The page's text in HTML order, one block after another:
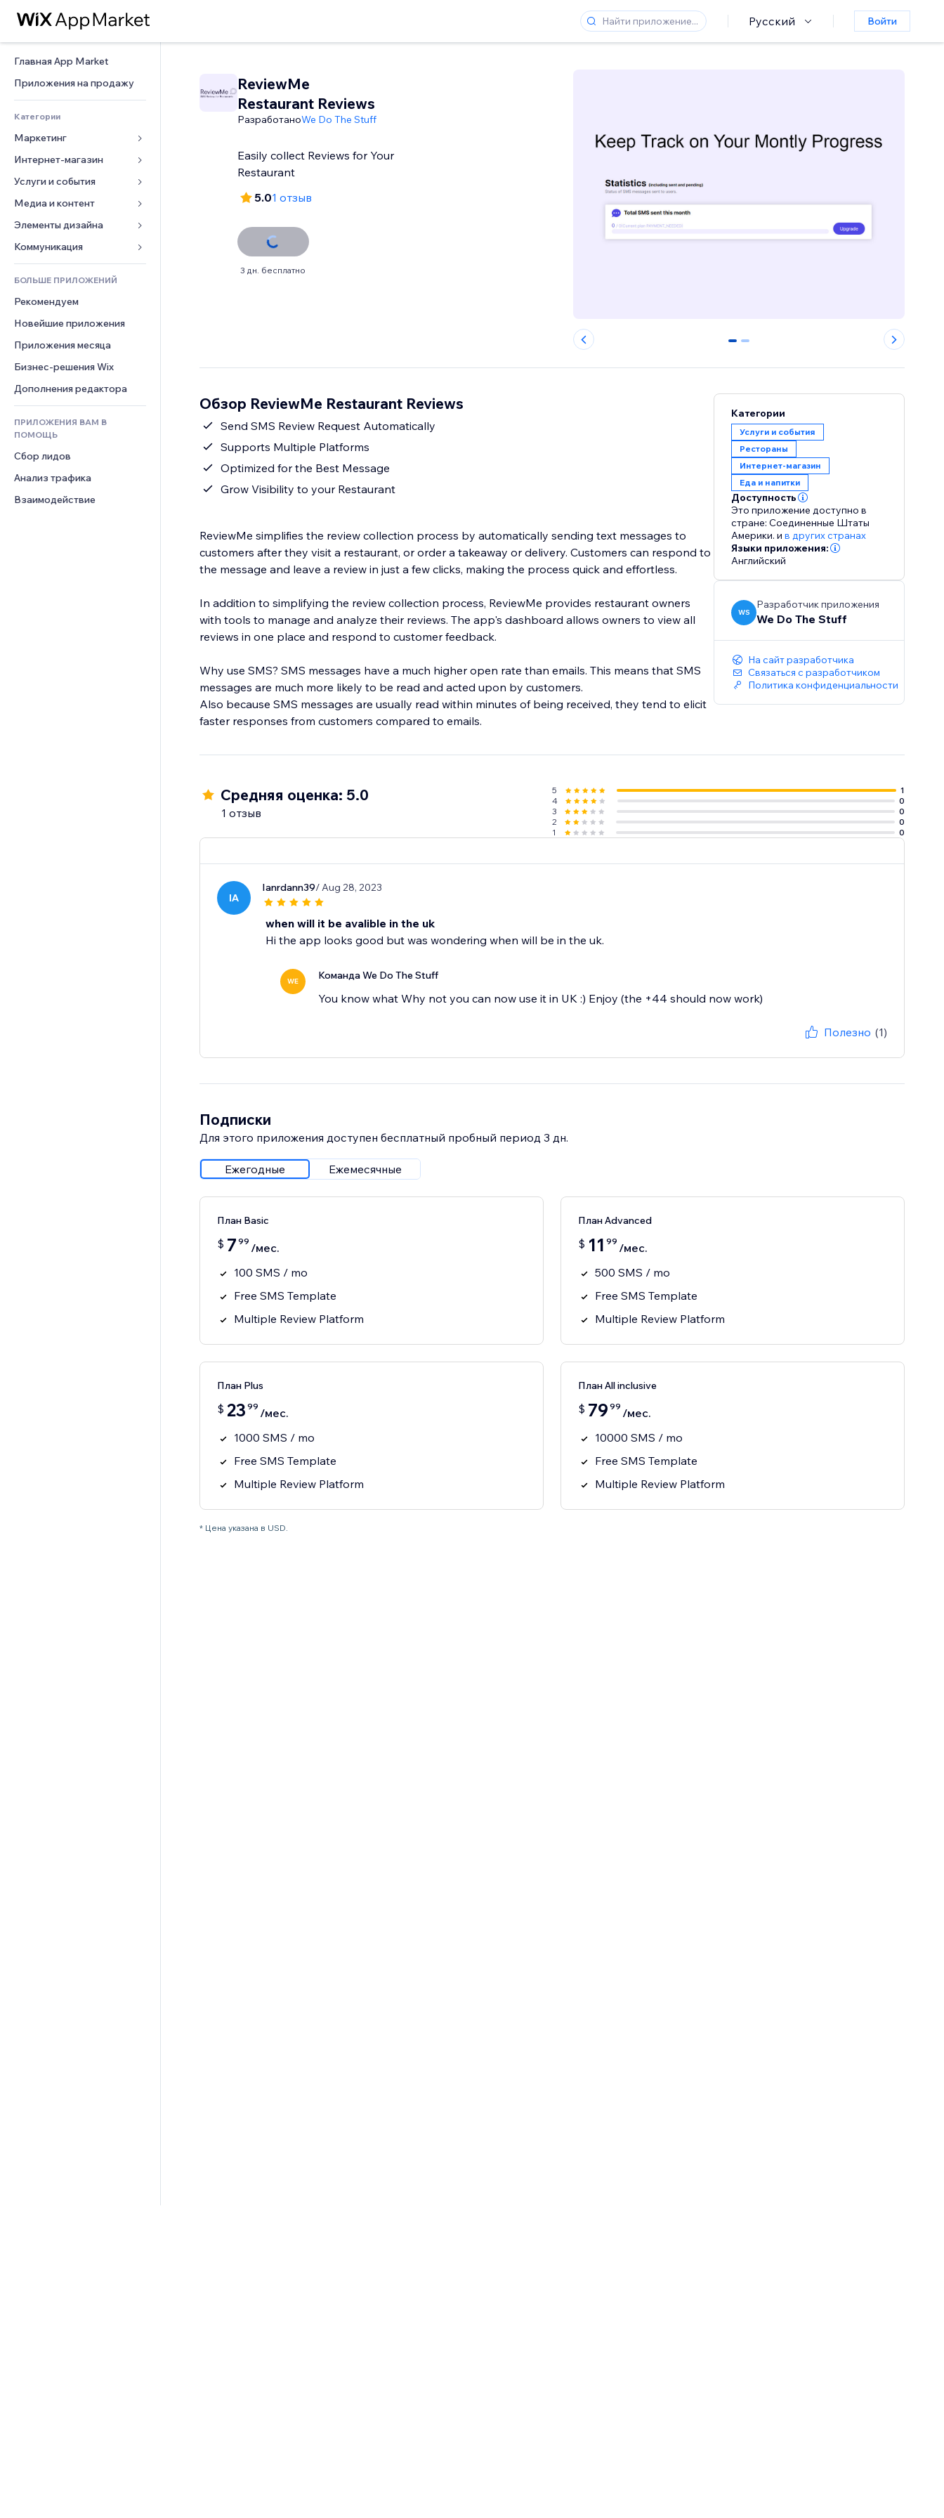
Русский Войти
Главная App Market
Приложения на продажу
Категории
Маркетинг
Реклама
Моб. версия
Веб-аналитика
Списки сайтов
Эл. почта
Интернет-магазин
Приложения для магазинов
Доставка
Кнопки продаж
Бухгалтерский учет
Купоны и лояльность
Складские услуги
Еда и напитки
Услуги и события
Отели
События
Рестораны
Недвижимость
Онлайн-запись
Медиа и контент
Галерея
Музыка
Подкасты
Фотография
Видео
PDF
Обмен файлами
Новости
Элементы дизайна
Карты и навигация
Конфиденциальность и
безопасность
Часы
Баннеры и значки
Калькуляторы
Погода
Графики и таблицы
Формы
Опросы
Чат
Комментарии
Телефон
Сообщество
Отзывы и комментарии
Управление отношениями с
клиентом (CRM)
БОЛЬШЕ ПРИЛОЖЕНИЙ
Рекомендуем
Новейшие приложения
Приложения месяца
Бизнес-решения Wix
Дополнения редактора
ПРИЛОЖЕНИЯ ВАМ В
ПОМОЩЬ
Сбор лидов
Анализ трафика
Взаимодействие
ReviewMe
Restaurant Reviews
РазработаноWe Do The Stuff
Easily collect Reviews for Your
Restaurant
5.01 отзыв
3 дн. бесплатно
0 1
Обзор ReviewMe Restaurant Reviews
Send SMS Review Request Automatically
Supports Multiple Platforms
Optimized for the Best Message
Grow Visibility to your Restaurant
ReviewMe simplifies the review collection process by automatically sending text messages to
customers after they visit a restaurant, or order a takeaway or delivery. Customers can respond to
the message and leave a review in just a few clicks, making the process quick and effortless.
In addition to simplifying the review collection process, ReviewMe provides restaurant owners
with tools to manage and analyze their reviews. The app's dashboard allows owners to view all
reviews in one place and respond to customer feedback.
Why use SMS? SMS messages have a much higher open rate than emails. This means that SMS
messages are much more likely to be read and acted upon by customers.
Also because SMS messages are usually read within minutes of being received, they tend to elicit
faster responses from customers compared to emails.
Категории
Услуги и события
Рестораны
Интернет-магазин
Еда и напитки
Доступность
Это приложение доступно в
стране: Соединенные Штаты
Америки. и в других странах
Языки приложения:
Английский
WS
Разработчик приложения
We Do The Stuff
На сайт разработчика
Связаться с разработчиком
Политика конфиденциальности
Средняя оценка: 5.0
1 отзыв
5
1
4
0
3
0
2
0
1
0
IA
Ianrdann39/ Aug 28, 2023
when will it be avalible in the uk
Hi the app looks good but was wondering when will be in the uk.
WE Команда We Do The Stuff
You know what Why not you can now use it in UK :) Enjoy (the +44 should now work)
Полезно (1)
Подписки
Для этого приложения доступен бесплатный пробный период 3 дн.
Ежегодные Ежемесячные
План Basic
$ 7 99 /мес.
100 SMS / mo
Free SMS Template
Multiple Review Platform
План Advanced
$ 11 99 /мес.
500 SMS / mo
Free SMS Template
Multiple Review Platform
План Plus
$ 23 99 /мес.
1000 SMS / mo
Free SMS Template
Multiple Review Platform
План All inclusive
$ 79 99 /мес.
10000 SMS / mo
Free SMS Template
Multiple Review Platform
* Цена указана в USD.